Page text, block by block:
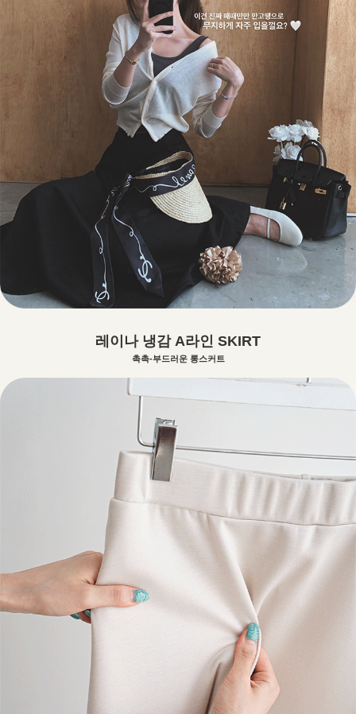
레이나 냉감 A라인 SKIRT
촉촉-부드러운 롱스커트